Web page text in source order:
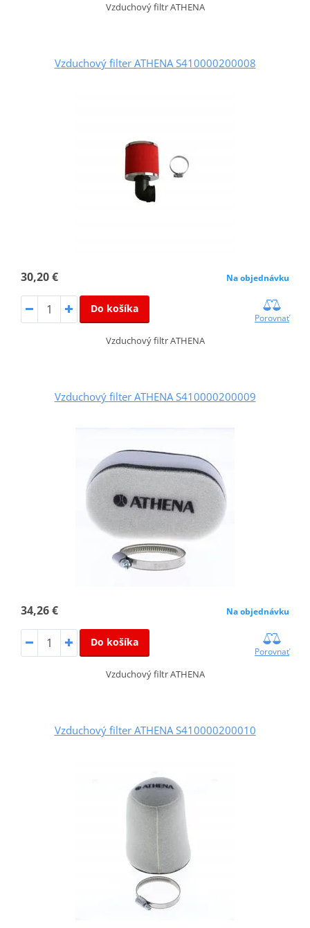
Vzduchový filtr ATHENA
Vzduchový filter ATHENA S410000200008
30,20 € Na objednávku
Do košíka
Porovnať
Vzduchový filtr ATHENA
Vzduchový filter ATHENA S410000200009
34,26 € Na objednávku
Do košíka
Porovnať
Vzduchový filtr ATHENA
Vzduchový filter ATHENA S410000200010